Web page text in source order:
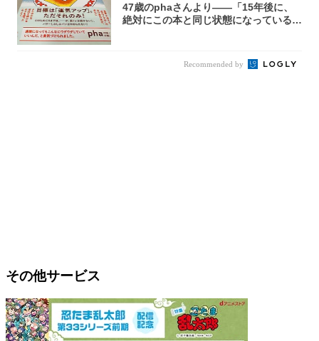
47歳のphaさんより――「15年後に、
絶対にこの本と同じ状態になっている自
Recommended by
その他サービス